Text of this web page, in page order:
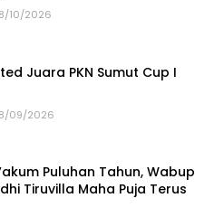
10/2026
Juara PKN Sumut Cup I
09/2026
Puluhan Tahun, Wabup
Tiruvilla Maha Puja Terus